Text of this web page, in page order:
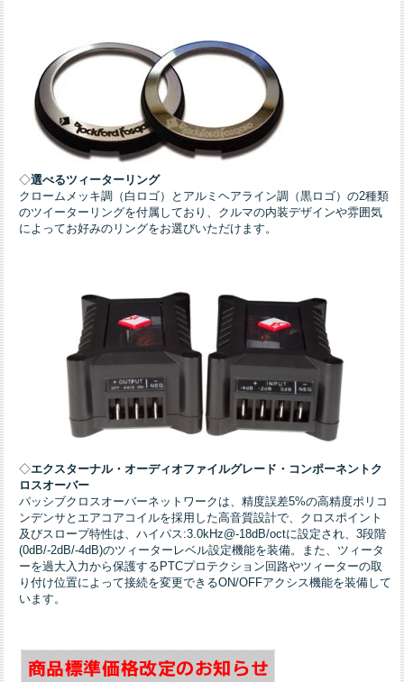
◇選べるツィーターリング
クロームメッキ調（白ロゴ）とアルミヘアライン調（黒ロゴ）の2種類
のツイーターリングを付属しており、クルマの内装デザインや雰囲気
によってお好みのリングをお選びいただけます。
◇エクスターナル・オーディオファイルグレード・コンポーネントク
ロスオーバー
パッシブクロスオーバーネットワークは、精度誤差5%の高精度ポリコ
ンデンサとエアコアコイルを採用した高音質設計で、クロスポイント
及びスロープ特性は、ハイパス:3.0kHz@-18dB/octに設定され、3段階
(0dB/-2dB/-4dB)のツィーターレベル設定機能を装備。また、ツィータ
ーを過大入力から保護するPTCプロテクション回路やツィーターの取
り付け位置によって接続を変更できるON/OFFアクシス機能を装備して
います。